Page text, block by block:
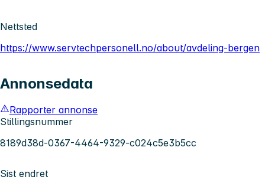
Nettsted
https://www.servtechpersonell.no/about/avdeling-bergen
Annonsedata
Rapporter annonse
Stillingsnummer
8189d38d-0367-4464-9329-c024c5e3b5cc
Sist endret